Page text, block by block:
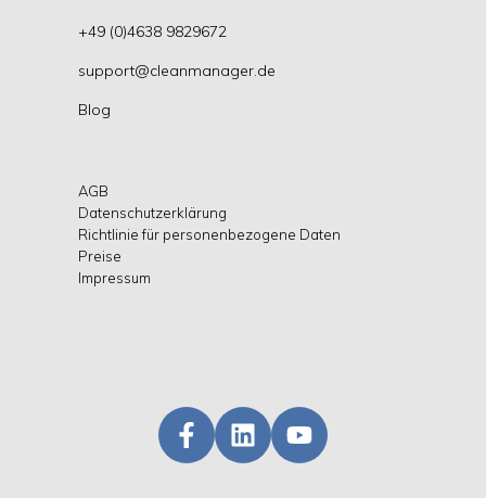
+49 (0)4638 9829672
support@cleanmanager.de
Blog
AGB
Datenschutzerklärung
Richtlinie für personenbezogene Daten
Preise
Impressum